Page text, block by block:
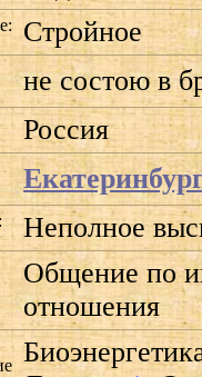
Стройное
не состою в
Россия
Неполное
Общение по
отношения